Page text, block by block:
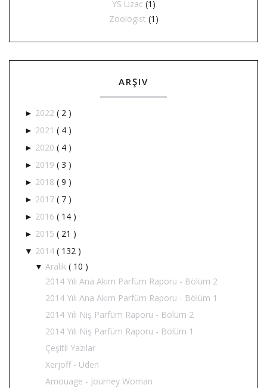
YS Uzac (1)
Zoologist (1)
ARŞIV
► 2022 ( 2 )
► 2021 ( 4 )
► 2020 ( 4 )
► 2019 ( 3 )
► 2018 ( 9 )
► 2017 ( 7 )
► 2016 ( 14 )
► 2015 ( 21 )
▼ 2014 ( 132 )
▼ Aralık ( 10 )
2014 Yılı Ana Akım Parfüm Raporu - Bölüm 2
2014 Yılı Ana Akım Parfüm Raporu - Bölüm 1
2014 Yılı Niş Parfüm Raporu - Bölüm 2
2014 Yılı Niş Parfüm Raporu - Bölüm 1
Çeşitli Yazılar
Xerjoff - Uden
Amouage - Journey Woman